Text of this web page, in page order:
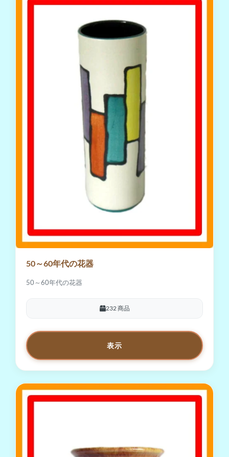
50～60年代の花器
50～60年代の花器
232 商品
表示